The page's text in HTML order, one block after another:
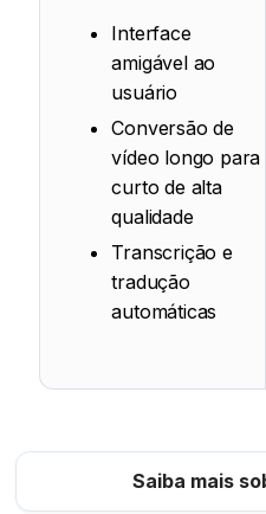
Interface
amigável ao
usuário
Conversão de
vídeo longo para
curto de alta
qualidade
Transcrição e
tradução
automáticas
Saiba mais